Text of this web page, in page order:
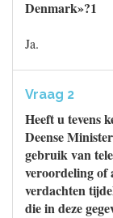
Denmark»?1
Ja.
Vraag 2
Heeft u tevens
Deense
gebruik van
veroordeling of
verdachten
die in deze